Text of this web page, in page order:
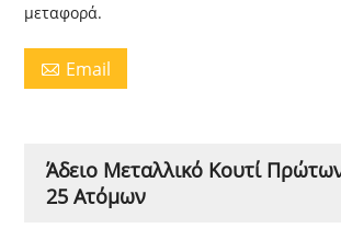
μεταφορά.
 Email
Άδειο Μεταλλικό Κουτί
25 Ατόμων